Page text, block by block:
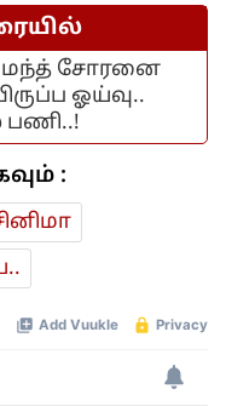
சோரனை
ஓய்வு..
பணி..!
: